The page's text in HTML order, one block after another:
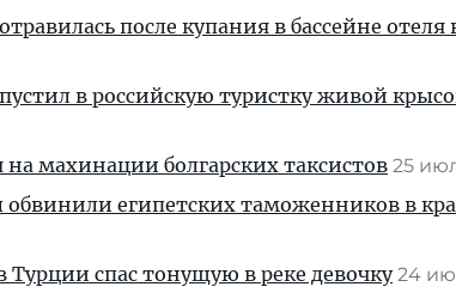
после купания в бассейне отеля
в российскую туристку живой
на махинации болгарских таксистов 25
обвинили египетских таможенников в
Турции спас тонущую в реке девочку 24